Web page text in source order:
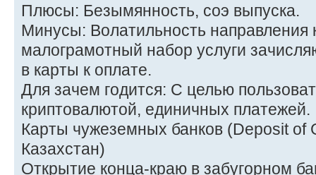
Плюсы: Безымянность, соэ выпуска.
Минусы: Волатильность направления
малограмотный набор услуги
в карты к оплате.
Для зачем годится: С целью
криптовалютой, единичных платежей.
Карты чужеземных банков (Deposit
Казахстан)
Открытие конца-краю в забугорном